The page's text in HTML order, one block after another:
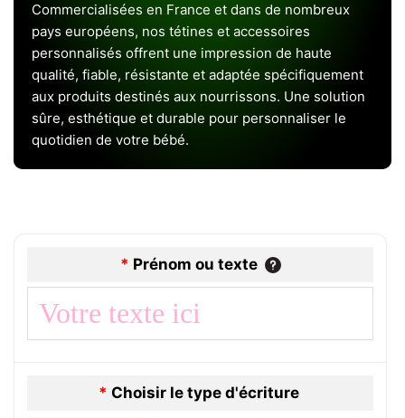
Commercialisées en France et dans de nombreux
pays européens, nos tétines et accessoires
personnalisés offrent une impression de haute
qualité, fiable, résistante et adaptée spécifiquement
aux produits destinés aux nourrissons. Une solution
sûre, esthétique et durable pour personnaliser le
quotidien de votre bébé.
* Prénom ou texte
* Choisir le type d'écriture